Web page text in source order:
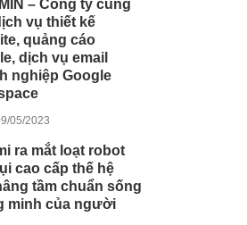
– Công ty cung
vụ thiết kế
quảng cáo
dịch vụ email
nghiệp Google
05/2023
ra mắt loạt robot
cao cấp thế hệ
tầm chuẩn sống
minh của người